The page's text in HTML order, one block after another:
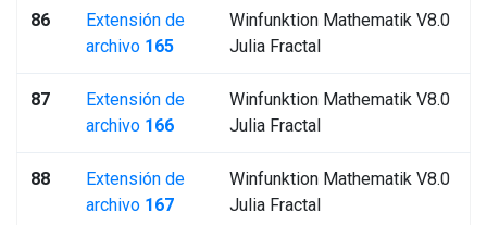
86
Extensión de
archivo 165
Winfunktion Mathematik V8.0
Julia Fractal
87
Extensión de
archivo 166
Winfunktion Mathematik V8.0
Julia Fractal
88
Extensión de
archivo 167
Winfunktion Mathematik V8.0
Julia Fractal